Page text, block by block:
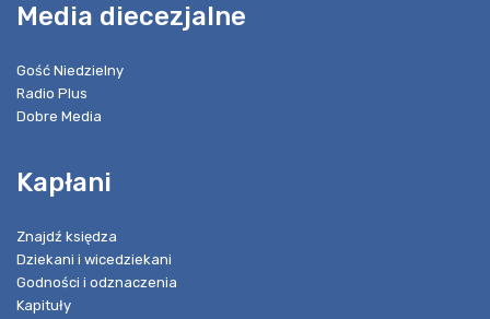
Media diecezjalne
Gość Niedzielny
Radio Plus
Dobre Media
Kapłani
Znajdź księdza
Dziekani i wicedziekani
Godności i odznaczenia
Kapituły